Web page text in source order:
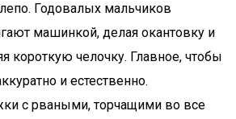
Годовалых мальчиков
машинкой, делая окантовку и
короткую челочку. Главное, чтобы
и естественно.
с рваными, торчащими во все